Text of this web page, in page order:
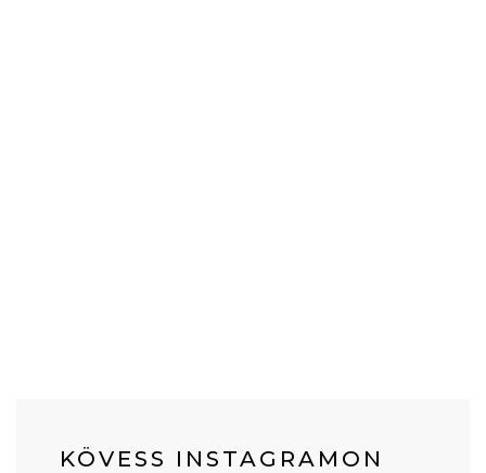
KÖVESS INSTAGRAMON